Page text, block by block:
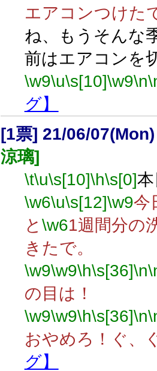
エアコンつけた
ね、もうそんな
前はエアコンを
\w9\u\s[10]\w9\n
グ】
[1票] 21/06/
涼璃]
\t\u\s[10]\h\s[0]
\w6\u\s[12]\w9今
と \w61週間分の
きたで。
\w9\w9\h\s[36]\n
の目は！
\w9\w9\h\s[36]\n
おやめろ！ぐ、
グ】